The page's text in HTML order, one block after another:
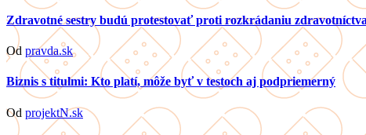
Zdravotné sestry budú protestovať proti rozkrádaniu zdravotníctva
Od pravda.sk
Biznis s titulmi: Kto platí, môže byť v testoch aj podpriemerný
Od projektN.sk